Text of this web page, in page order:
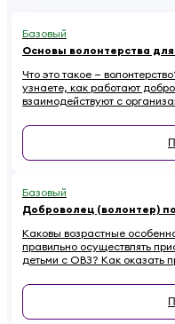
Базовый
Основы волонтерства
Что это такое —
узнаете, как работают
взаимодействуют с
распространенных ошибок.
Базовый
Доброволец (волонтер)
Каковы возрастные
правильно осуществлять
детьми с ОВЗ? Как оказать
добровольцев, работающих